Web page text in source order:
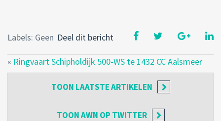
Deel dit bericht
Labels: Geen
« Ringvaart Schipholdijk 500-WS te 1432 CC Aalsmeer
TOON LAATSTE ARTIKELEN
TOONAWN OP TWITTER